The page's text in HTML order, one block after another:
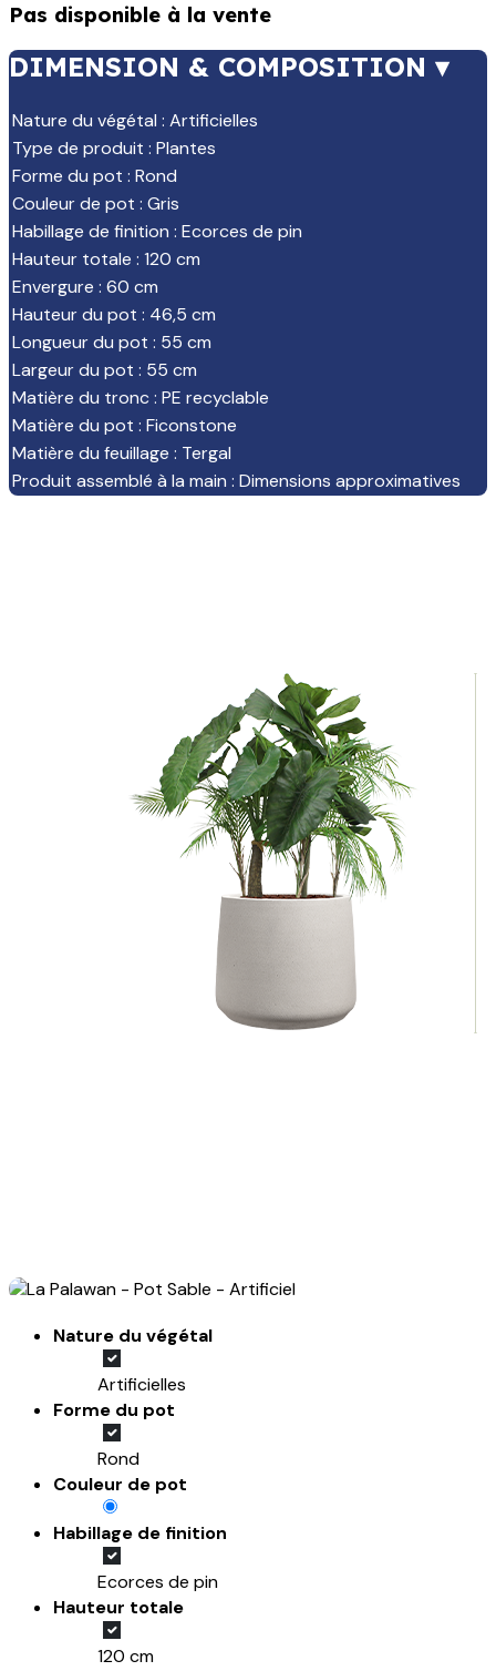
Pas disponible à la vente
DIMENSION & COMPOSITION ▾
Nature du végétal : Artificielles
Type de produit : Plantes
Forme du pot : Rond
Couleur de pot : Gris
Habillage de finition : Ecorces de pin
Hauteur totale : 120 cm
Envergure : 60 cm
Hauteur du pot : 46,5 cm
Longueur du pot : 55 cm
Largeur du pot : 55 cm
Matière du tronc: PE recyclable
Matière du pot : Ficonstone
Matière du feuillage : Tergal
Produit assemblé à la main : Dimensions approximatives
Nature du végétal
Artificielles
Forme du pot
Rond
Couleur de pot
Habillage de finition
Ecorces de pin
Hauteur totale
120 cm